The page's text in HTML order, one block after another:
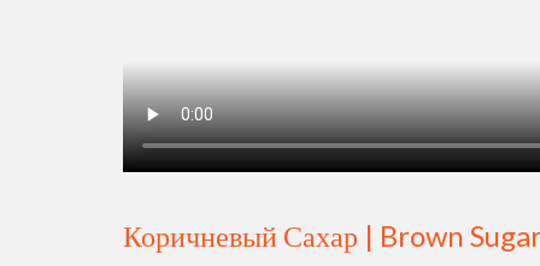
Коричневый Сахар | Brown